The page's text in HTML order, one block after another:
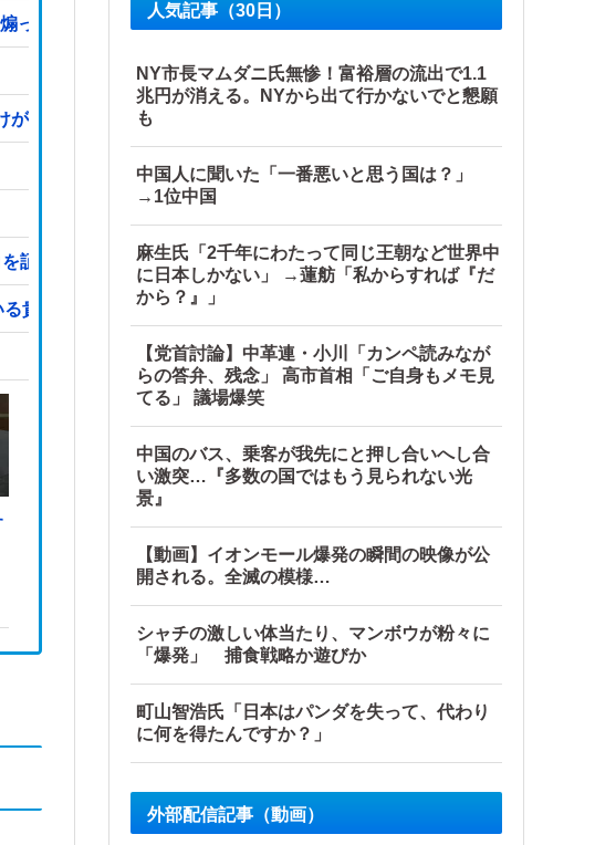
ってきたので…旦那が放った「一言」に義母オロオロｗｗ←嫌味を逆手
が
証明
貴重な場所とは・・・？【海外の反応】
人気記事（30日）
NY市長マムダニ氏無惨！富裕層の流出で1.1
兆円が消える。NYから出て行かないでと懇願
も
中国人に聞いた「一番悪いと思う国は？」
→1位中国
麻生氏「2千年にわたって同じ王朝など世界中
に日本しかない」 →蓮舫「私からすれば『だ
から？』」
【党首討論】中革連・小川「カンペ読みなが
らの答弁、残念」 高市首相「ご自身もメモ見
てる」 議場爆笑
中国のバス、乗客が我先にと押し合いへし合
い激突…『多数の国ではもう見られない光
景』
【動画】イオンモール爆発の瞬間の映像が公
開される。全滅の模様…
シャチの激しい体当たり、マンボウが粉々に
「爆発」 捕食戦略か遊びか
町山智浩氏「日本はパンダを失って、代わり
に何を得たんですか？」
外部配信記事（動画）